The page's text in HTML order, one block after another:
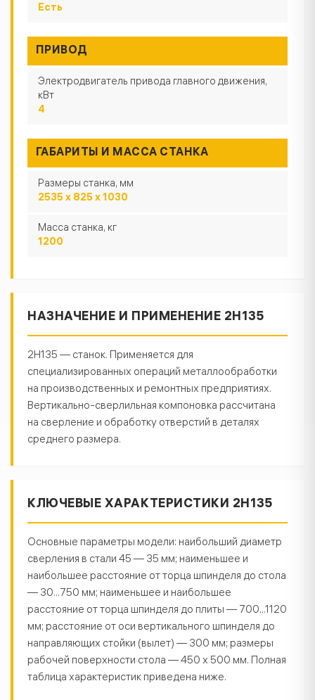
Есть
ПРИВОД
Электродвигатель привода главного движения,
кВт
4
ГАБАРИТЫ И МАССА СТАНКА
Размеры станка, мм
2535 х 825 х 1030
Масса станка, кг
1200
НАЗНАЧЕНИЕ И ПРИМЕНЕНИЕ 2Н135
2Н135 — станок. Применяется для
специализированных операций металлообработки
на производственных и ремонтных предприятиях.
Вертикально-сверлильная компоновка рассчитана
на сверление и обработку отверстий в деталях
среднего размера.
КЛЮЧЕВЫЕ ХАРАКТЕРИСТИКИ 2Н135
Основные параметры модели: наибольший диаметр
сверления в стали 45 — 35 мм; наименьшее и
наибольшее расстояние от торца шпинделя до стола
— 30...750 мм; наименьшее и наибольшее
расстояние от торца шпинделя до плиты — 700...1120
мм; расстояние от оси вертикального шпинделя до
направляющих стойки (вылет) — 300 мм; размеры
рабочей поверхности стола — 450 х 500 мм. Полная
таблица характеристик приведена ниже.